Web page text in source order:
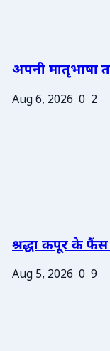
अपनी मातृभाषा
Aug 6, 2026 0 2
श्रद्धा कपूर के
Aug 5, 2026 0 9